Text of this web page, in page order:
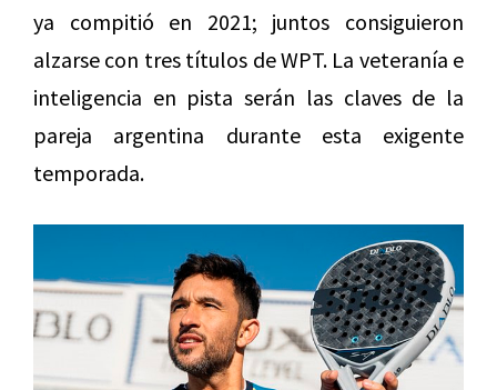
ya compitió en 2021; juntos consiguieron
alzarse con tres títulos de WPT. La veteranía e
inteligencia en pista serán las claves de la
pareja argentina durante esta exigente
temporada.